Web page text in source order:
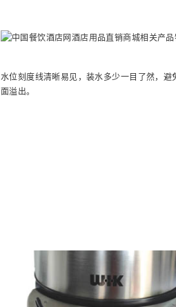
水位刻度线清晰易见，装水多少一目了然，避
面溢出。